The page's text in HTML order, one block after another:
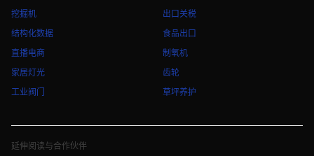
挖掘机
结构化数据
直播电商
家居灯光
工业阀门
出口关税
食品出口
制氧机
齿轮
草坪养护
延伸阅读与合作伙伴